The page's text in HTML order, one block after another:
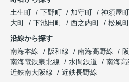
土生町
下野町 加守町 神須屋町
大町
下池田町 西之内町
松風町
沿線から探す
南海本線
阪和線 南海高野線
南海電鉄泉北線
水間鉄道 南海高
近鉄南大阪線
近鉄長野線